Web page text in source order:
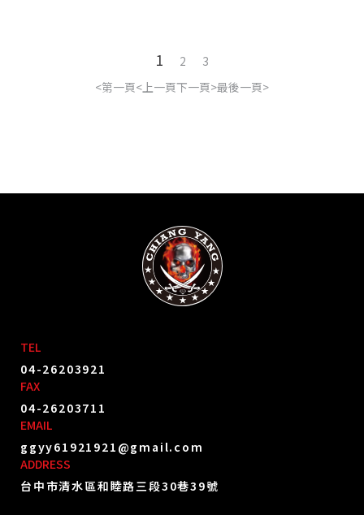
第一頁 上一頁
1 2
3
下一頁 最後一頁
TEL
04-26203921
FAX
04-26203711
EMAIL
ggyy61921921@gmail.com
ADDRESS
台中市清水區和睦路三段30巷39號